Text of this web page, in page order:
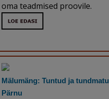
oma teadmised proovile.
Mälumäng: Tuntud ja tundmatu
Pärnu